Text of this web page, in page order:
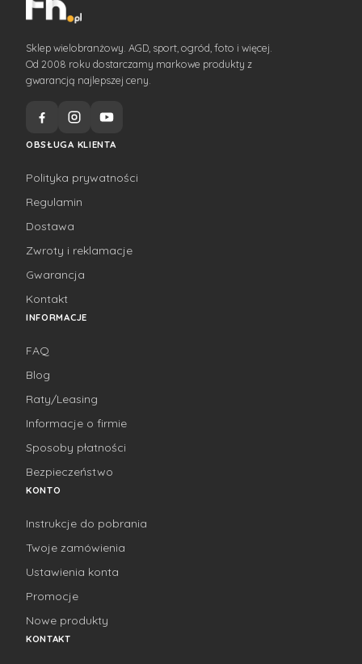
Sklep wielobranżowy. AGD, sport, ogród, foto i więcej.
Od 2008 roku dostarczamy markowe produkty z
gwarancją najlepszej ceny.
OBSŁUGA KLIENTA
Polityka prywatności
Regulamin
Dostawa
Zwroty i reklamacje
Gwarancja
Kontakt
INFORMACJE
FAQ
Blog
Raty/Leasing
Informacje o firmie
Sposoby płatności
Bezpieczeństwo
KONTO
Instrukcje do pobrania
Twoje zamówienia
Ustawienia konta
Promocje
Nowe produkty
KONTAKT